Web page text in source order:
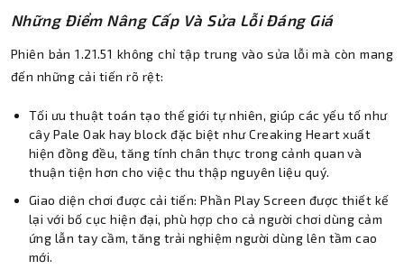
Những Điểm Nâng Cấp Và Sửa Lỗi Đáng Giá
Phiên bản 1.21.51 không chỉ tập trung vào sửa lỗi mà còn mang
đến những cải tiến rõ rệt:
Tối ưu thuật toán tạo thế giới tự nhiên, giúp các yếu tố như
cây Pale Oak hay block đặc biệt như Creaking Heart xuất
hiện đồng đều, tăng tính chân thực trong cảnh quan và
thuận tiện hơn cho việc thu thập nguyên liệu quý.
Giao diện chơi được cải tiến: Phần Play Screen được thiết kế
lại với bố cục hiện đại, phù hợp cho cả người chơi dùng cảm
ứng lẫn tay cầm, tăng trải nghiệm người dùng lên tầm cao
mới.